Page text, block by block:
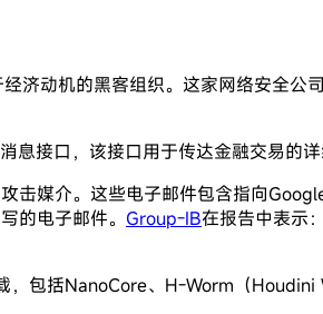
经济动机的黑客组织。这家网络安全
息接口，该接口用于传达金融交易的详
击媒介。这些电子邮件包含指向
的电子邮件。 Group-IB在报告中表示
包括NanoCore、H-Worm（